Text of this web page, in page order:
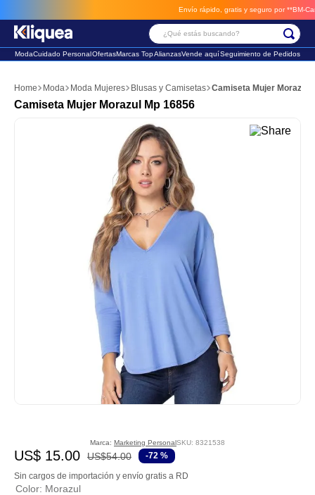
Envío rápido, gratis y seguro por **BM-Cargo** envios a través de
¿Qué estás buscando?
ModaCuidado PersonalOfertasMarcas TopAlianzasVende aquíSeguimiento de Pedidos
Moda Moda Mujeres Blusas y Camisetas Camiseta Mujer Morazul
Camiseta Mujer Morazul Mp 16856
Marca: Marketing PersonalSKU: 8321538
US$ 15.00 US$54.00 -72 %
Sin cargos de importación y envío gratis a RD
Color: Morazul